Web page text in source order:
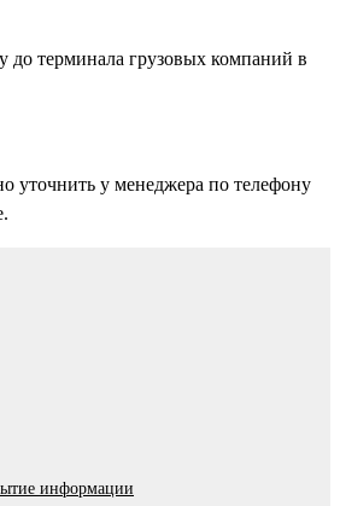
до терминала грузовых компаний в
уточнить у менеджера по телефону
информации